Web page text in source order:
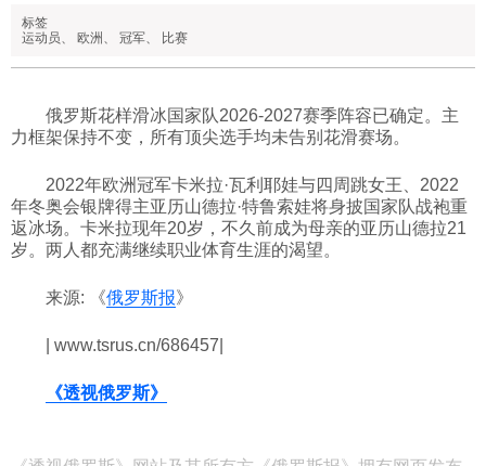
军事
评论
经济
科技
文化
标签
运动员、 欧洲 、 冠军、 比赛
俄罗斯花样滑冰国家队2026-2027赛季阵容已确定。主
力框架保持不变，所有顶尖选手均未告别花滑赛场。
2022年欧洲冠军卡米拉·瓦利耶娃与四周跳女王、2022
年冬奥会银牌得主亚历山德拉·特鲁索娃将身披国家队战袍重
返冰场。卡米拉现年20岁，不久前成为母亲的亚历山德拉21
岁。两人都充满继续职业体育生涯的渴望。
来源: 《俄罗斯报》
| www.tsrus.cn/686457|
《透视俄罗斯》